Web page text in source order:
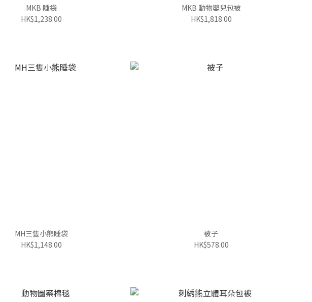
MKB 睡袋
HK$1,238.00
MKB 動物嬰兒包被
HK$1,818.00
MH三隻小熊睡袋
HK$1,148.00
被子
HK$578.00